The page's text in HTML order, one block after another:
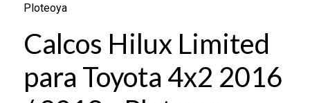
Ploteoya
Calcos Hilux Limited
para Toyota 4x2 2016